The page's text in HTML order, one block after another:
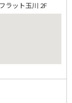
ラット玉川 2F